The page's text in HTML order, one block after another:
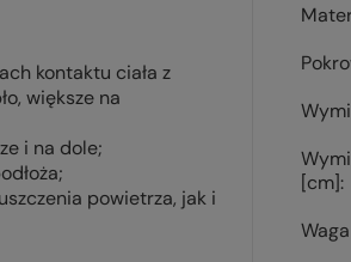
kontaktu ciała z
większe na
i na dole;
powietrza, jak i
[cm]